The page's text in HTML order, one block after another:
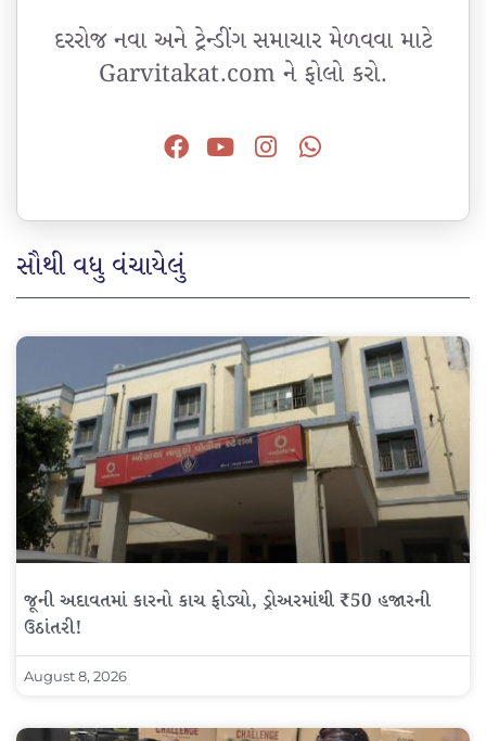
દરરોજ નવા અને ટ્રેન્ડીંગ સમાચાર મેળવવા માટે
Garvitakat.com ને ફોલો કરો.
સૌથી વધુ વંચાયેલું
જૂની અદાવતમાં કારનો કાચ ફોડ્યો, ડ્રોઅરમાંથી ₹50 હજારની
ઉઠાંતરી!
August 8, 2026